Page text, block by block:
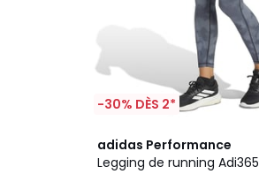
-30% DÈS 2*
adidas Performance
Legging de running Adi365